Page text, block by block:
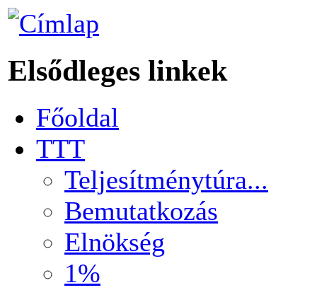
Elsődleges linkek
Főoldal
TTT
Teljesítménytúra...
Bemutatkozás
Elnökség
1%